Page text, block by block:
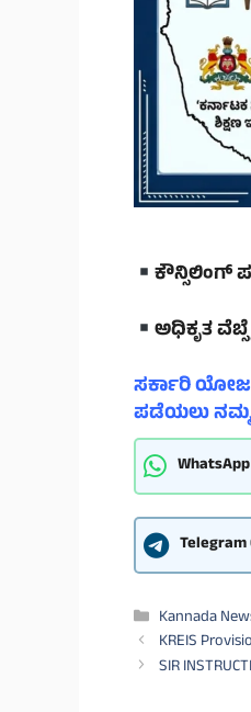
ಕೌನ್ಸಿಲಿಂಗ್
ಅಧಿಕೃತ
ಸರ್ಕಾರಿ
ಪಡೆಯಲು ನಮ್ಮ
Telegram
Categories
Kannada
KREIS
SIR